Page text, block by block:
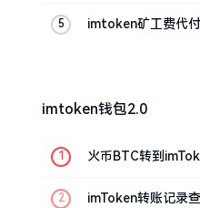
imtoken矿工费代
imtoken钱包2.0
火币BTC转到
imToken转账记录